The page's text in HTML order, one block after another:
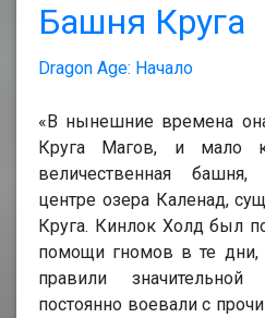
Башня Круга
Dragon Age: Начало
«В нынешние времена
Круга Магов, и мало
величественная
центре озера Каленад,
Круга. Кинлок Холд был
помощи гномов в те дни,
правили
постоянно воевали с